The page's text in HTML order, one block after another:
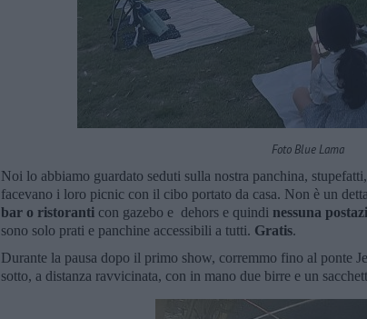
Foto Blue Lama
Noi lo abbiamo guardato seduti sulla nostra panchina,
facevano i loro picnic con il cibo portato da casa. Non è un
bar o ristoranti con gazebo e dehors e quindi nessuna
sono solo prati e panchine accessibili a tutti. Gratis.
Durante la pausa dopo il primo show, corremmo fino al ponte
sotto, a distanza ravvicinata, con in mano due birre e un